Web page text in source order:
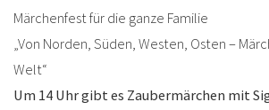
Märchenfest für die ganze Familie
„Von Norden, Süden, Westen, Osten –
Welt“
Um 14 Uhr gibt es Zaubermärchen mit